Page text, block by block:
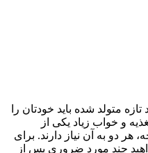
متولد شده باید خودتان را
و خواب زیاد یکی از
دو به آن نیاز دارند. برای
چند مورد ضروری پس از